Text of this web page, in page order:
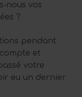
nous vos
?
pendant
et
votre
eu un dernier